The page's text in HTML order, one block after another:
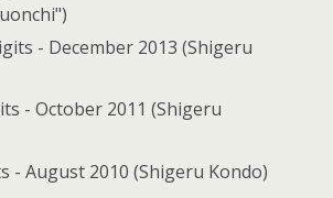
- December 2013 (Shigeru
- October 2011 (Shigeru
- August 2010 (Shigeru Kondo)